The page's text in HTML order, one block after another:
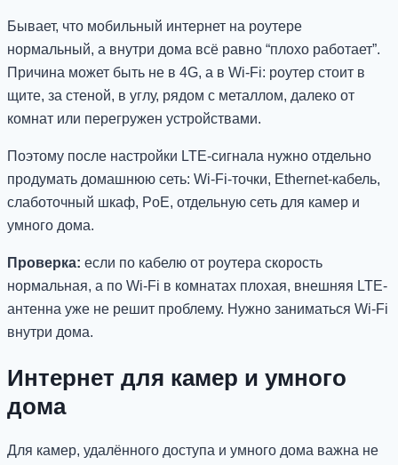
Бывает, что мобильный интернет на роутере
нормальный, а внутри дома всё равно “плохо работает”.
Причина может быть не в 4G, а в Wi-Fi: роутер стоит в
щите, за стеной, в углу, рядом с металлом, далеко от
комнат или перегружен устройствами.
Поэтому после настройки LTE-сигнала нужно отдельно
продумать домашнюю сеть: Wi-Fi-точки, Ethernet-кабель,
слаботочный шкаф, PoE, отдельную сеть для камер и
умного дома.
Проверка: если по кабелю от роутера скорость
нормальная, а по Wi-Fi в комнатах плохая, внешняя LTE-
антенна уже не решит проблему. Нужно заниматься Wi-Fi
внутри дома.
Интернет для камер и умного
дома
Для камер, удалённого доступа и умного дома важна не